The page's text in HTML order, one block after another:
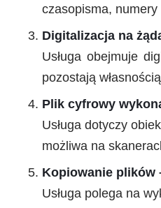
czasopisma,
Digitalizacja na
Usługa obejmuje
pozostają
Plik cyfrowy
Usługa dotyczy
możliwa na
Kopiowanie plików
Usługa polega na